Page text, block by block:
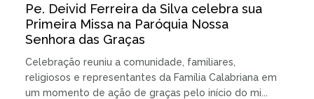
Pe. Deivid Ferreira da Silva celebra sua
Primeira Missa na Paróquia Nossa
Senhora das Graças
Celebração reuniu a comunidade, familiares,
religiosos e representantes da Família Calabriana em
um momento de ação de graças pelo início do mi...